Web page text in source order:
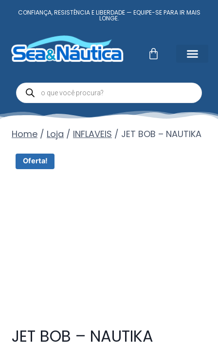
CONFIANÇA, RESISTÊNCIA E LIBERDADE — EQUIPE-SE PARA IR MAIS
LONGE.
Home / Loja / INFLAVEIS / JET BOB – NAUTIKA
Oferta!
JET BOB – NAUTIKA